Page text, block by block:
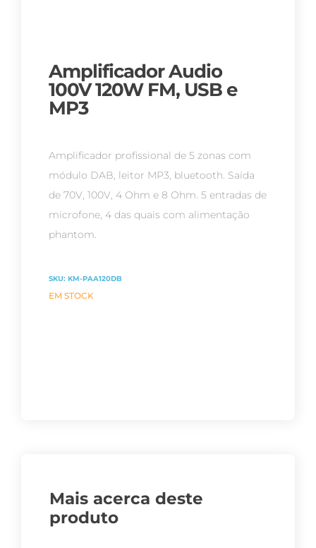
Amplificador Audio
100V 120W FM, USB e
MP3
Amplificador profissional de 5 zonas com
módulo DAB, leitor MP3, bluetooth. Saída
de 70V, 100V, 4 Ohm e 8 Ohm. 5 entradas de
microfone, 4 das quais com alimentação
phantom.
SKU: KM-PAA120DB
EM STOCK
Mais acerca deste
produto